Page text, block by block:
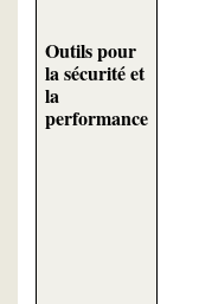
Outils pour
la sécurité et
la
performance